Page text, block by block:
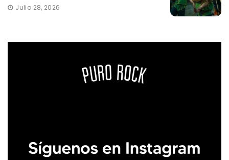
Julio 28, 2026